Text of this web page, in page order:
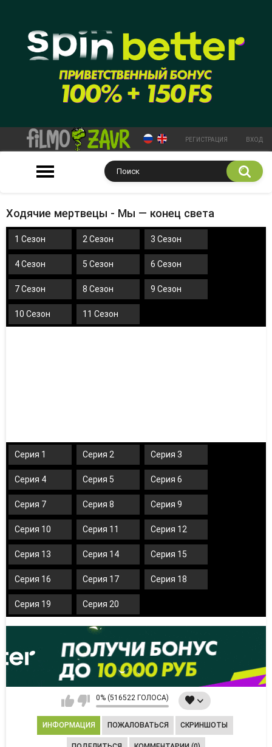
РЕГИСТРАЦИЯ ВХОД
Ходячие мертвецы - Мы — конец света
1 Сезон 2 Сезон 3 Сезон
4 Сезон 5 Сезон 6 Сезон
7 Сезон 8 Сезон 9 Сезон
10 Сезон 11 Сезон
Серия 1 Серия 2 Серия 3
Серия 4 Серия 5 Серия 6
Серия 7 Серия 8 Серия 9
Серия 10 Серия 11 Серия 12
Серия 13 Серия 14 Серия 15
Серия 16 Серия 17 Серия 18
Серия 19 Серия 20
0% (516522 ГОЛОСА)
ИНФОРМАЦИЯ ПОЖАЛОВАТЬСЯ СКРИНШОТЫ